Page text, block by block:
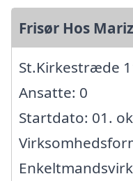
Frisør Hos
St.Kirkestræde
Ansatte: 0
Startdato: 01.